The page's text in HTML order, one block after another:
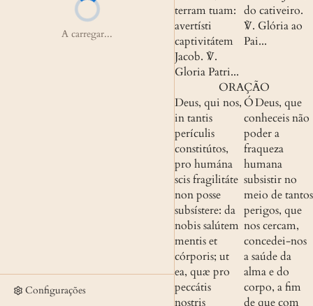
A carregar...
Configurações
terram tuam:
avertísti
captivitátem
Jacob.
Gloria Patri...
do cativeiro.
℣. Glória ao
Pai...
ORAÇÃO
Deus, qui nos,
in tantis
perículis
constitútos,
pro humána
scis fragilitáte
non posse
subsístere: da
nobis salútem
mentis et
córporis; ut
ea, quæ pro
peccátis
nostris
Ó Deus, que
conheceis não
poder a
fraqueza
humana
subsistir no
meio de tantos
perigos, que
nos cercam,
concedei-nos
a saúde da
alma e do
corpo, a fim
de que com